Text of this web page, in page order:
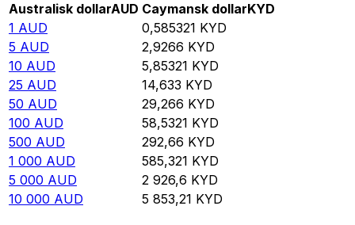
Australisk dollarAUD Caymansk dollarKYD
1 AUD 0,585321 KYD
5 AUD 2,9266 KYD
10 AUD 5,85321 KYD
25 AUD 14,633 KYD
50 AUD 29,266 KYD
100 AUD 58,5321 KYD
500 AUD 292,66 KYD
1 000 AUD 585,321 KYD
5 000 AUD 2 926,6 KYD
10 000 AUD 5 853,21 KYD